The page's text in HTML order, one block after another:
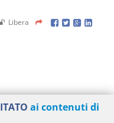
Libera
ai contenuti di